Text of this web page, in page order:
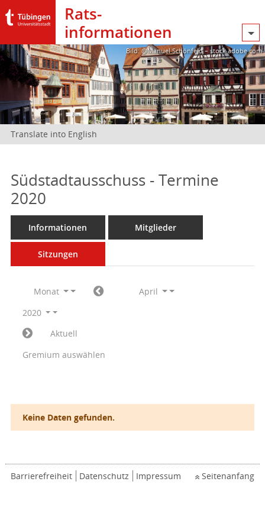
Rats­
informationen
Bild: @Manuel Schönfeld – stock.adobe.com
Translate into English
Südstadtausschuss - Termine
2020
Informationen Mitglieder
Sitzungen
Monat
April
2020
Aktuell
Gremium auswählen
Keine Daten gefunden.
Barrierefreiheit Datenschutz Impressum Seitenanfang